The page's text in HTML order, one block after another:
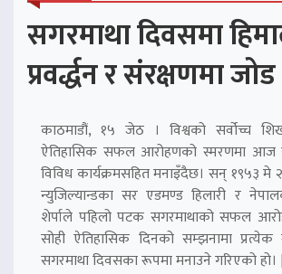
सगरमाथा दिवसमा
प्रवर्द्धन र संरक्षणमा जोड
काठमाडौं, १५ जेठ । विश्वको सर्वोच्च
ऐतिहासिक सफल आरोहणको स्मरणमा आज
विविध कार्यक्रमसहित मनाइँदैछ। सन् १९५३ मे
न्युजिल्यान्डका सर एडमण्ड हिलारी र
शेर्पाले पहिलो पटक सगरमाथाको सफल
सोही ऐतिहासिक दिनको सम्झनामा
सगरमाथा दिवसका रूपमा मनाउने गरिएको